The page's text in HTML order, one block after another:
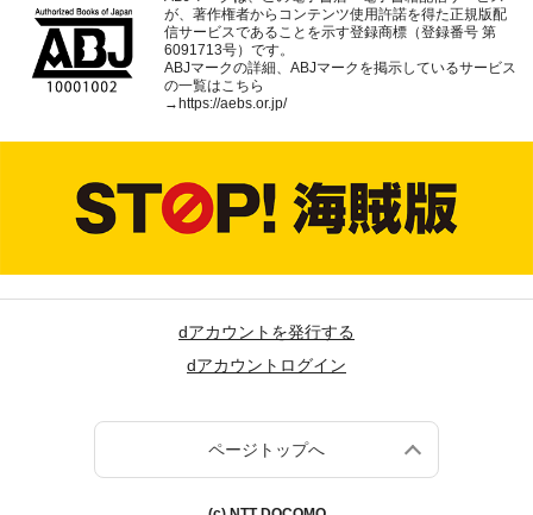
が、著作権者からコンテンツ使用許諾を得た正規版配
信サービスであることを示す登録商標（登録番号 第
6091713号）です。
ABJマークの詳細、ABJマークを掲示しているサービス
の一覧はこちら
→ https://aebs.or.jp/
dアカウントを発行する
dアカウントログイン
ページトップへ